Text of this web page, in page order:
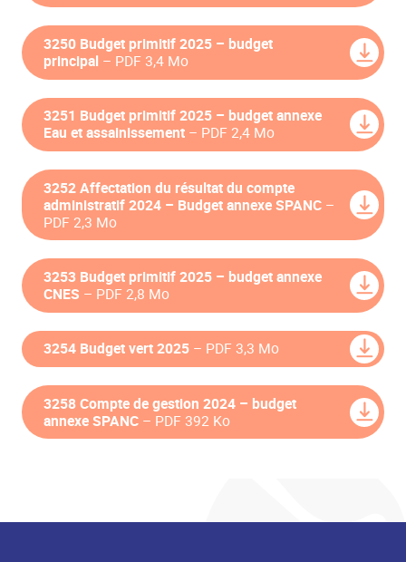
3250 Budget primitif 2025 – budget
principal – PDF 3,4 Mo
3251 Budget primitif 2025 – budget annexe
Eau et assainissement – PDF 2,4 Mo
3252 Affectation du résultat du compte
administratif 2024 – Budget annexe SPANC –
PDF 2,3 Mo
3253 Budget primitif 2025 – budget annexe
CNES – PDF 2,8 Mo
3254 Budget vert 2025 – PDF 3,3 Mo
3258 Compte de gestion 2024 – budget
annexe SPANC – PDF 392 Ko